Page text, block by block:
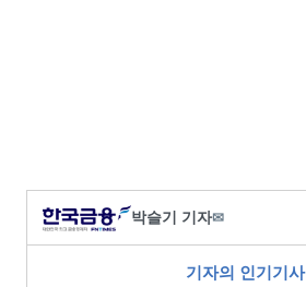
박슬기 기자✉
기자의 인기기사